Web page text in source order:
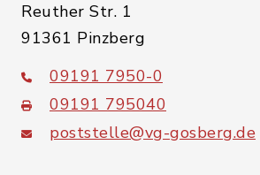
Reuther Str. 1
91361 Pinzberg
09191 7950-0
09191 795040
poststelle@vg-gosberg.de